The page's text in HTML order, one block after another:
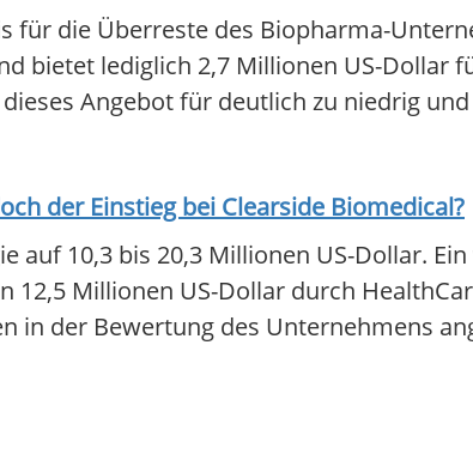
für die Überreste des Biopharma-
bietet lediglich 2,7 Millionen US-Dollar
Angebot für deutlich zu niedrig
der Einstieg bei Clearside Biomedical?
auf 10,3 bis 20,3 Millionen US-Dollar.
Millionen US-Dollar durch
in der Bewertung des Unternehmens